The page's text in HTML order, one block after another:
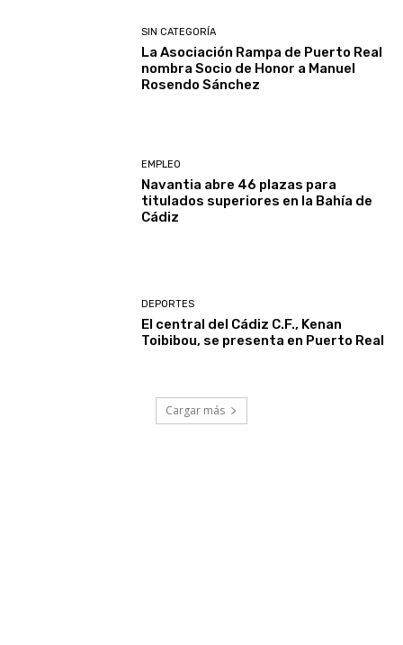
SIN CATEGORÍA
La Asociación Rampa de Puerto Real
nombra Socio de Honor a Manuel
Rosendo Sánchez
EMPLEO
Navantia abre 46 plazas para
titulados superiores en la Bahía de
Cádiz
DEPORTES
El central del Cádiz C.F., Kenan
Toibibou, se presenta en Puerto Real
Cargar más